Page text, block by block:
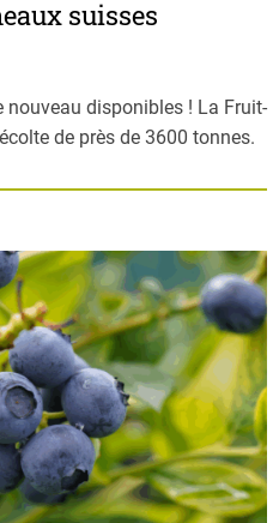
suisses
nouveau disponibles ! La Fruit-
de près de 3600 tonnes.